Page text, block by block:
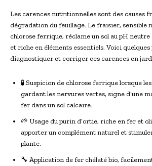
Les carences nutritionnelles sont des causes
dégradation du feuillage. Le fraisier, sensible
chlorose ferrique, réclame un sol au pH
et riche en éléments essentiels. Voici
diagnostiquer et corriger ces carences en
🧪 Suspicion de chlorose ferrique lorsque
gardant les nervures vertes, signe d’une
fer dans un sol calcaire.
🌱 Usage du purin d’ortie, riche en fer et
apporter un complément naturel et
plante.
🔧 Application de fer chélaté bio,